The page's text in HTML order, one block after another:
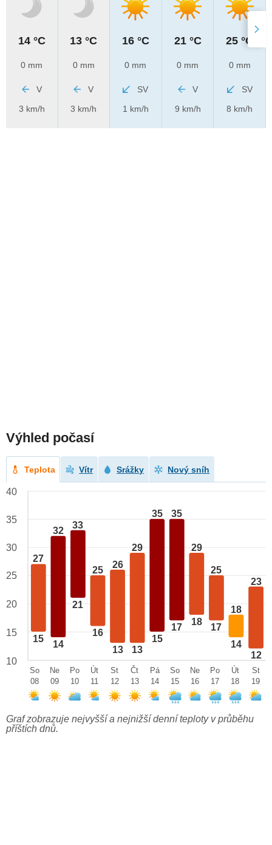
14 °C
0 mm
V
3 km/h
13 °C
0 mm
V
3 km/h
16 °C
0 mm
SV
1 km/h
21 °C
0 mm
V
9 km/h
25 °C
0 mm
SV
8 km/h
Výhled počasí
Teplota Vítr Srážky Nový sníh
27
15
32
14
33
21
25
16
26
13
29
13
35
15
35
17
29
18
25
17
18
14
23
12
40
35
30
25
20
15
10
So
08
Ne
09
Po
10
Út
11
St
12
Čt
13
Pá
14
So
15
Ne
16
Po
17
Út
18
St
19
Graf zobrazuje nejvyšší a nejnižší denní teploty v průběhu
příštích dnů.